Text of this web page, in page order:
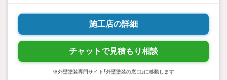
施工店の詳細
チャットで見積もり相談
※外壁塗装専門サイト「外壁塗装の窓口」に移動します